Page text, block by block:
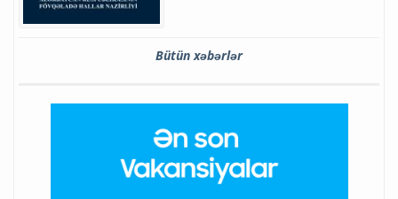
Bütün xəbərlər